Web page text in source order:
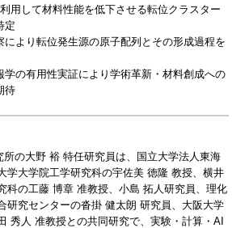
用して材料性能を低下させる転位クラスター
定
により転位発生源の原子配列とその形成過程を
学の有用性実証により学術革新・材料創成への
待
の大野 裕 特任研究員は、国立大学法人東海
学大学院工学研究科の宇佐美 徳隆 教授、横井
科の工藤 博章 准教授、小島 拓人研究員、理化
研究センターの沓掛 健太朗 研究員、大阪大学
秀人 准教授との共同研究で、実験・計算・AI